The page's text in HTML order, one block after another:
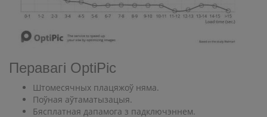
Перавагі OptiPic
Штомесячных плацяжоў няма.
Поўная аўтаматызацыя.
Бясплатная дапамога з падключэннем.